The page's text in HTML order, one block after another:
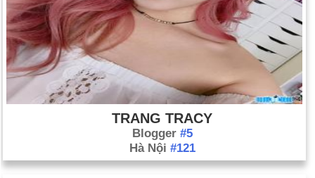
TRANG TRACY
Blogger #5
Hà Nội #121